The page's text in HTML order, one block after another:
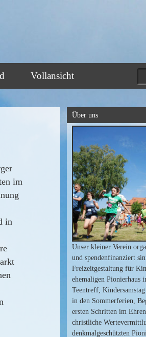
Vollansicht
im
in
Über uns
Unser kleiner Verein
und spendenfinanziert
Freizeitgestaltung für
ehemaligen Pionierhaus
Teentreff,
in den Sommerferien,
ersten Schritten im
christliche
denkmalgeschützten